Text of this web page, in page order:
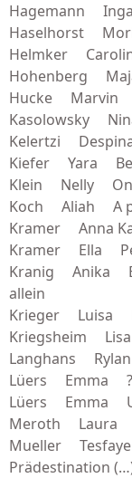
Hagemann
Haselhorst
Helmker
Hohenberg
Hucke Marvin
Kasolowsky
Kelertzi
Kiefer Yara
Klein Nelly
Koch Aliah A
Kramer Anna
Kramer Ella
Kranig Anika
allein
Krieger Luisa
Kriegsheim
Langhans
Lüers Emma ?
Lüers Emma
Meroth Laura
Mueller
Prädestination